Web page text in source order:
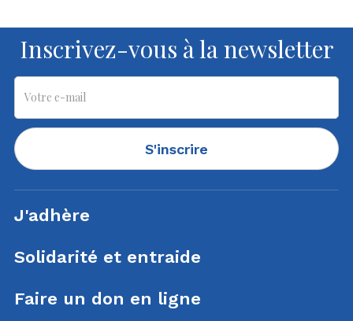
Inscrivez-vous à la newsletter
S'inscrire
J'adhère
Solidarité et entraide
Faire un don en ligne